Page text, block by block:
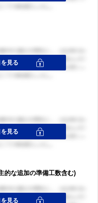
的な追加の準備工数含む)